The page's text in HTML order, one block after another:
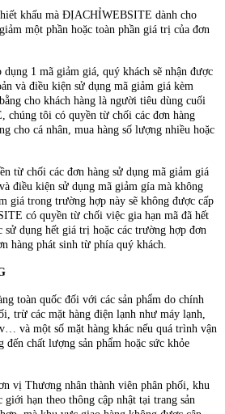
khấu mà ĐỊACHỈWEBSITE dành cho
một phần hoặc toàn phần giá trị của đơn
1 mã giảm giá, quý khách sẽ nhận được
và điều kiện sử dụng mã giảm giá kèm
cho khách hàng là người tiêu dùng cuối
tôi có quyền từ chối các đơn hàng
cho cá nhân, mua hàng số lượng nhiều hoặc
từ chối các đơn hàng sử dụng mã giảm giá
điều kiện sử dụng mã giảm gía mà không
giá trong trường hợp này sẽ không được cấp
có quyền từ chối việc gia hạn mã đã hết
sử dụng hết giá trị hoặc các trường hợp đơn
hàng phát sinh từ phía quý khách.
toàn quốc đối với các sản phẩm do chính
trừ các mặt hàng điện lạnh như máy lạnh,
và một số mặt hàng khác nếu quá trình vận
đến chất lượng sản phẩm hoặc sức khỏe
vị Thương nhân thành viên phân phối, khu
giới hạn theo thông cập nhật tại trang sản